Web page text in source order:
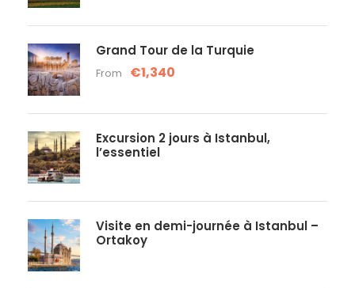
Grand Tour de la Turquie
From €1,340
Excursion 2 jours à Istanbul,
l’essentiel
Visite en demi-journée à Istanbul –
Ortakoy